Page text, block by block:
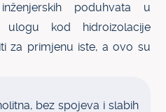
poduhvata u
kod hidroizolacije
za primjenu iste, a ovo su
bez spojeva i slabih